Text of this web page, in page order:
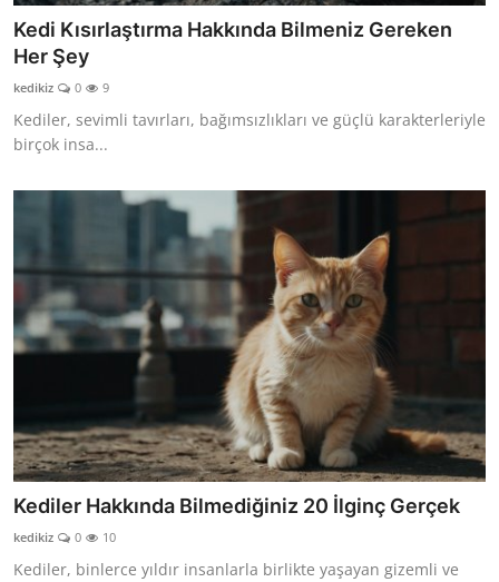
Kedi Kısırlaştırma Hakkında Bilmeniz Gereken
Her Şey
kedikiz 0 9
Kediler, sevimli tavırları, bağımsızlıkları ve güçlü karakterleriyle
birçok insa...
Kediler Hakkında Bilmediğiniz 20 İlginç Gerçek
kedikiz 0 10
Kediler, binlerce yıldır insanlarla birlikte yaşayan gizemli ve